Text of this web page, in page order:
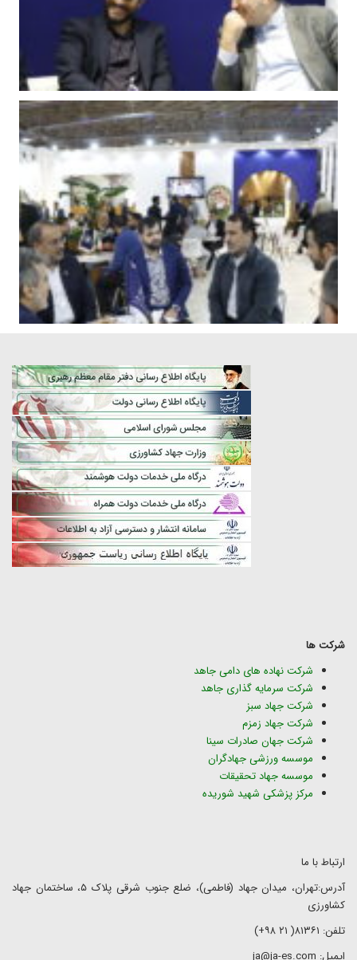
شرکت ها
شرکت نهاده های دامی جاهد
شرکت سرمایه گذاری جاهد
شرکت جهاد سبز
شرکت جهاد زمزم
شرکت جهان صادرات سینا
موسسه ورزشی جهادگران
موسسه جهاد تحقیقات
مرکز پزشکی شهید شوریده
ارتباط با ما
آدرس:تهران، میدان جهاد (فاطمی)، ضلع جنوب شرقی پلاک ۵، ساختمان جهاد
کشاورزی
تلفن: ۸۱۳۶۱( ۲۱ ۹۸+)
ایمیل: ja@ja-es.com